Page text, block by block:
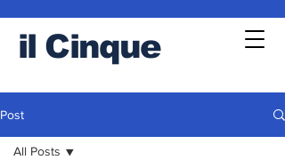
il Cinque
Post
All Posts